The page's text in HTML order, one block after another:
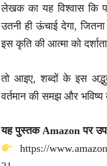
लेखक का यह विश्वास कि
उतनी ही ऊंचाई देगा,
इस कृति की आत्मा को
तो आइए, शब्दों के इस
वर्तमान की समझ और
यह पुस्तक Amazon पर
https://